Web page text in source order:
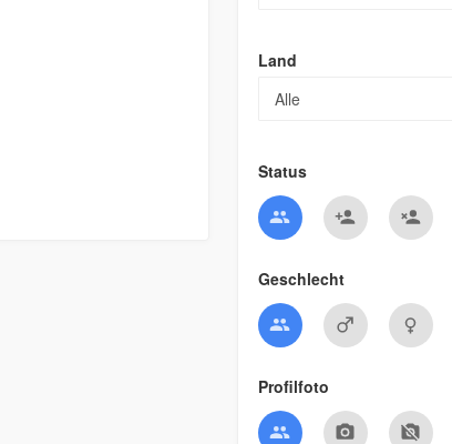
Land
Status
Geschlecht
Profilfoto